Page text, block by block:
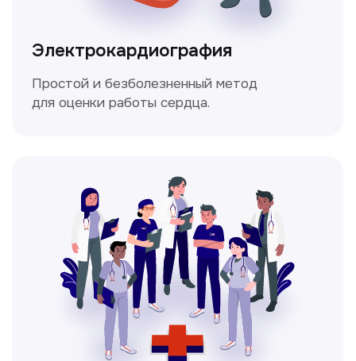
Мультиспиральная
компьютерная томография
Высокоточный метод диагностики,
позволяющий получить детальные
изображения внутренних органов и тканей.